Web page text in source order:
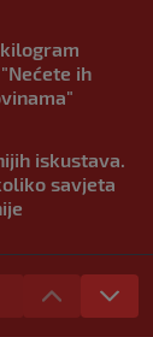
ih
iskustava.
savjeta
putovanje
a